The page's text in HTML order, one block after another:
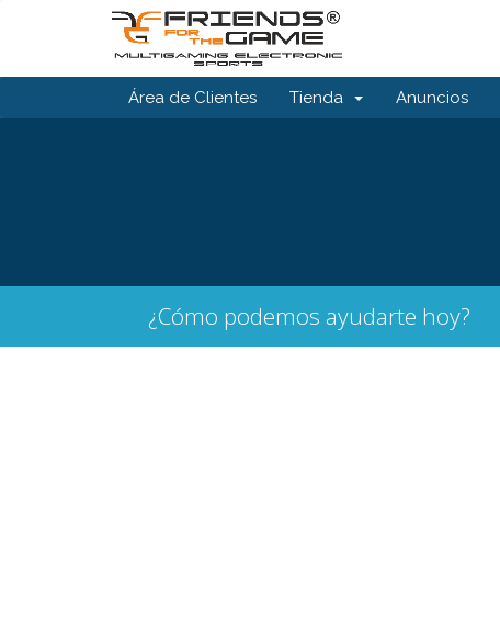
Área de Clientes Tienda Anuncios
¿Cómo podemos ayudarte hoy?